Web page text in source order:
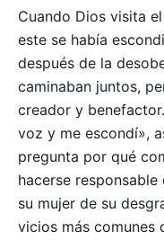
Cuando Dios visita
este se había
después de la
caminaban juntos,
creador y
voz y me escondí»,
pregunta por qué
hacerse
su mujer de su
vicios más comunes